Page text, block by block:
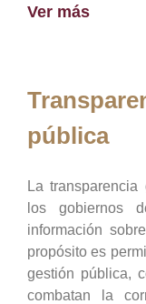
Ver más
pública
La
los gobiernos
información
propósito es
gestión pública,
combatan la